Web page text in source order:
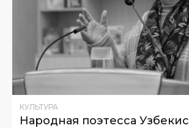
КУЛЬТУРА
Народная поэтесса